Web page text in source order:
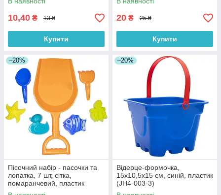
10,40 ₴ 13 ₴
Купити
20 ₴ 25 ₴
Купити
–20%
Пісочний набір - пасочки та
лопатка, 7 шт, сітка,
помаранчевий, пластик
(DBS11026-2)
–20%
Відерце-формочка,
15x10,5x15 см, синій, пластик
(JH4-003-3)